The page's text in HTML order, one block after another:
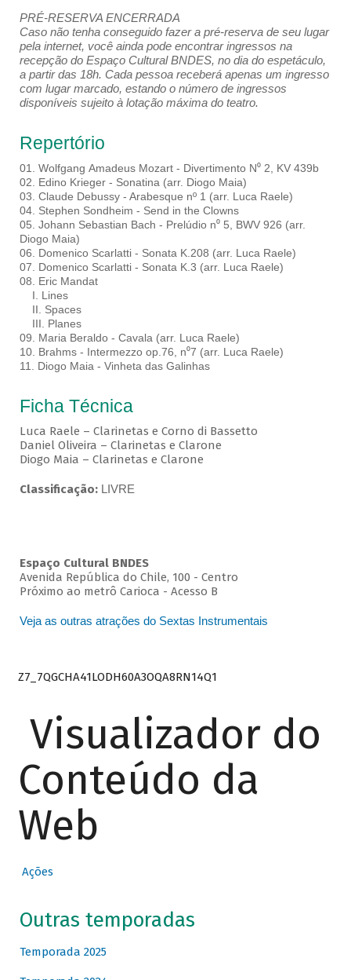
PRÉ-RESERVA ENCERRADA
Caso não tenha conseguido fazer a pré-reserva de seu lugar
pela internet, você ainda pode encontrar ingressos na
recepção do Espaço Cultural BNDES, no dia do espetáculo,
a partir das 18h. Cada pessoa receberá apenas um ingresso
com lugar marcado, estando o número de ingressos
disponíveis sujeito à lotação máxima do teatro.
Repertório
01. Wolfgang Amadeus Mozart - Divertimento N⁰ 2, KV 439b
02. Edino Krieger - Sonatina (arr. Diogo Maia)
03. Claude Debussy - Arabesque nº 1 (arr. Luca Raele)
04. Stephen Sondheim - Send in the Clowns
05. Johann Sebastian Bach - Prelúdio n⁰ 5, BWV 926 (arr.
Diogo Maia)
06. Domenico Scarlatti - Sonata K.208 (arr. Luca Raele)
07. Domenico Scarlatti - Sonata K.3 (arr. Luca Raele)
08. Eric Mandat
I. Lines
II. Spaces
III. Planes
09. Maria Beraldo - Cavala (arr. Luca Raele)
10. Brahms - Intermezzo op.76, n⁰7 (arr. Luca Raele)
11. Diogo Maia - Vinheta das Galinhas
Ficha Técnica
Luca Raele – Clarinetas e Corno di Bassetto
Daniel Oliveira – Clarinetas e Clarone
Diogo Maia – Clarinetas e Clarone
Classificação: LIVRE
Espaço Cultural BNDES
Avenida República do Chile, 100 - Centro
Próximo ao metrô Carioca - Acesso B
Veja as outras atrações do Sextas Instrumentais
Z7_7QGCHA41LODH60A3OQA8RN14Q1
Visualizador do
Conteúdo da
Web
Ações
Outras temporadas
Temporada 2025